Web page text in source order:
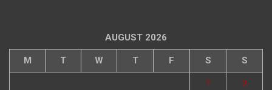
AUGUST 2026
M T W T F S S
1 2